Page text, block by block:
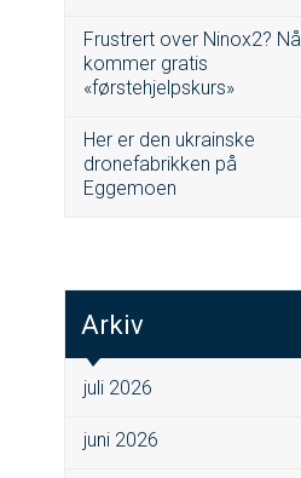
Frustrert over Ninox2? Nå
kommer gratis
«førstehjelpskurs»
Her er den ukrainske
dronefabrikken på
Eggemoen
Arkiv
juli 2026
juni 2026